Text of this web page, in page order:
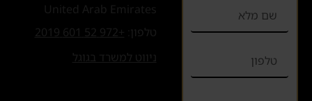
United Arab Emirates
טלפון:
+972 52 601 2019
ניווט למשרד בגוגל